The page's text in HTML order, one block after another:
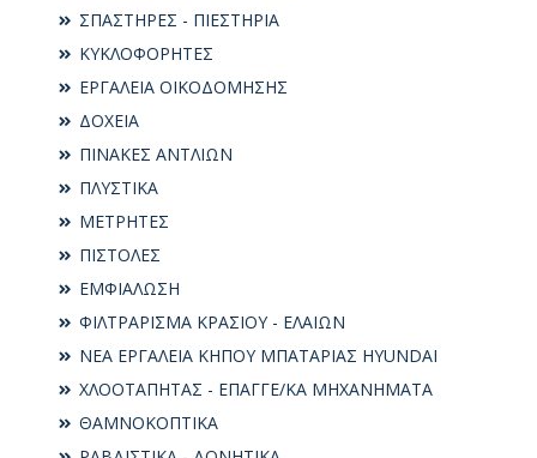
ΣΠΑΣΤΗΡΕΣ - ΠΙΕΣΤΗΡΙΑ
ΚΥΚΛΟΦΟΡΗΤΕΣ
ΕΡΓΑΛΕΙΑ ΟΙΚΟΔΟΜΗΣΗΣ
ΔΟΧΕΙΑ
ΠΙΝΑΚΕΣ ΑΝΤΛΙΩΝ
ΠΛΥΣΤΙΚΑ
ΜΕΤΡΗΤΕΣ
ΠΙΣΤΟΛΕΣ
ΕΜΦΙΑΛΩΣΗ
ΦΙΛΤΡΑΡΙΣΜΑ ΚΡΑΣΙΟΥ - ΕΛΑΙΩΝ
ΝΕΑ ΕΡΓΑΛΕΙΑ ΚΗΠΟΥ ΜΠΑΤΑΡΙΑΣ HYUNDAI
ΧΛΟΟΤΑΠΗΤΑΣ - ΕΠΑΓΓΕ/ΚΑ ΜΗΧΑΝΗΜΑΤΑ
ΘΑΜΝΟΚΟΠΤΙΚΑ